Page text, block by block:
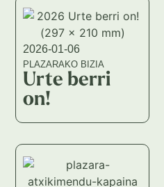
2026-01-06
PLAZARAKO BIZIA
Urte berri
on!